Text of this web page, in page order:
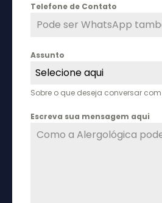
Telefone de Contato
Assunto
Selecione aqui
Sobre o que deseja conversar
Escreva sua mensagem aqui